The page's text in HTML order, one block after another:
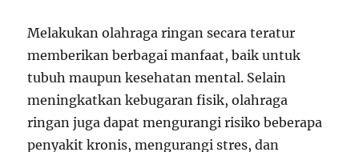
Melakukan olahraga ringan secara teratur
memberikan berbagai manfaat, baik untuk
tubuh maupun kesehatan mental. Selain
meningkatkan kebugaran fisik, olahraga
ringan juga dapat mengurangi risiko beberapa
penyakit kronis, mengurangi stres, dan